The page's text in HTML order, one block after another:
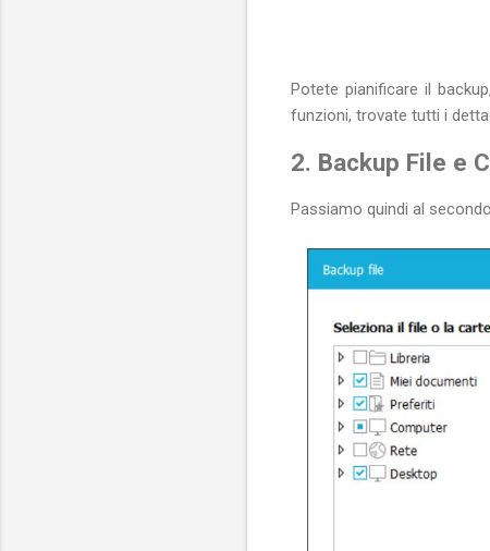
Potete pianificare il
funzioni, trovate tutti i
2. Backup File e
Passiamo quindi al